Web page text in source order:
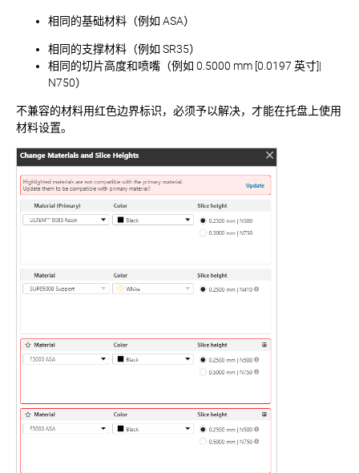
相同的基础材料（例如 ASA）
相同的支撑材料（例如 SR35）
相同的切片高度和喷嘴（例如 0.5000 mm [0.0197 英寸]|
N750）
不兼容的材料用红色边界标识，必须予以解决，才能在托盘上使用
材料设置。